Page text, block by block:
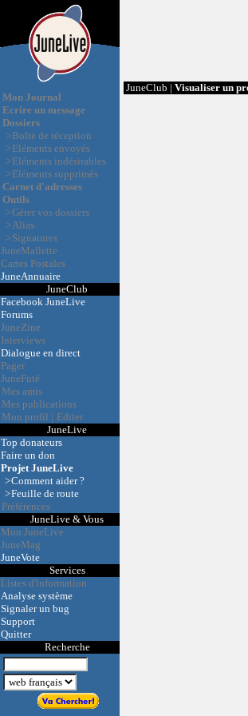
Mon Journal
Ecrire un message
Dossiers
>Boîte de réception
>Eléments envoyés
>Eléments indésirables
>Eléments supprimés
Carnet d'adresses
Outils
>Gérer vos dossiers
>Alias
>Signatures
JuneMallette
Cartes Postales
JuneAnnuaire
JuneClub
Facebook JuneLive
Forums
JuneZine
Interviews
Dialogue en direct
Pager
JuneFuté
Mes amis
Mes publications
Mon profil | Editer
JuneLive
Top donateurs
Faire un don
Projet JuneLive
>Comment aider ?
>Feuille de route
Préférences
JuneLive & Vous
Mon JuneLive
JuneMag
JuneVote
Services
Listes d'information
Analyse système
Signaler un bug
Support
Quitter
Recherche
JuneClub | Visualiser un